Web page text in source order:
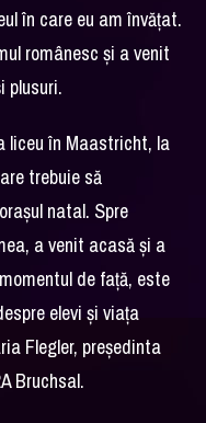
în care eu am învățat.
românesc și a venit
plusuri.
liceu în Maastricht, la
trebuie să
natal. Spre
a venit acasă și a
de față, este
elevi și viața
Flegler, președinta
Bruchsal.